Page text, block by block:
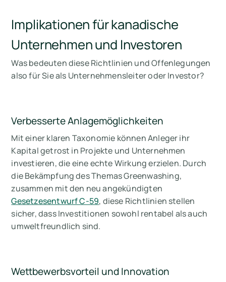
Implikationen für kanadische
Unternehmen und Investoren
Was bedeuten diese Richtlinien und Offenlegungen
also für Sie als Unternehmensleiter oder Investor?
Verbesserte Anlagemöglichkeiten
Mit einer klaren Taxonomie können Anleger ihr
Kapital getrost in Projekte und Unternehmen
investieren, die eine echte Wirkung erzielen. Durch
die Bekämpfung des Themas Greenwashing,
zusammen mit den neu angekündigten
Gesetzesentwurf C-59, diese Richtlinien stellen
sicher, dass Investitionen sowohl rentabel als auch
umweltfreundlich sind.
Wettbewerbsvorteil und Innovation